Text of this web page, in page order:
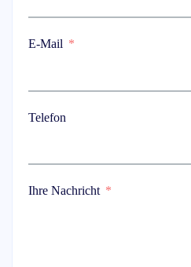
E-Mail
Telefon
Ihre Nachricht